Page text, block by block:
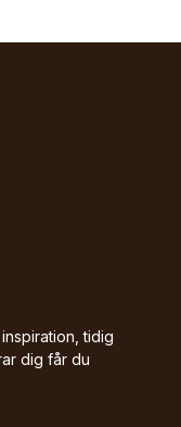
tidig
dig får du